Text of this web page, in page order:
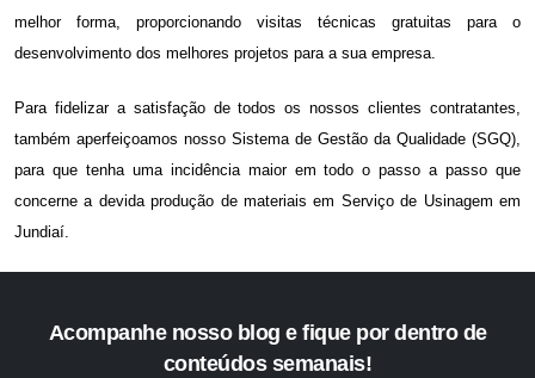
melhor forma, proporcionando visitas técnicas gratuitas para o
desenvolvimento dos melhores projetos para a sua empresa.
Para fidelizar a satisfação de todos os nossos clientes contratantes,
também aperfeiçoamos nosso Sistema de Gestão da Qualidade (SGQ),
para que tenha uma incidência maior em todo o passo a passo que
concerne a devida produção de materiais em Serviço de Usinagem em
Jundiaí.
Acompanhe nosso blog e fique por dentro de
conteúdos semanais!